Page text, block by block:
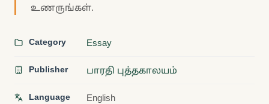
உணருங்கள்.
Category Essay
Publisher பாரதி புத்தகாலயம்
Language English